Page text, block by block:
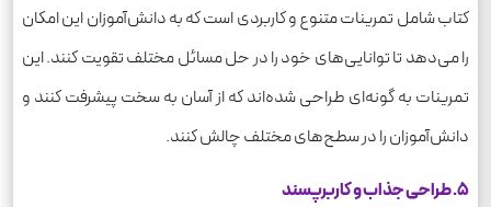
کتاب شامل تمرینات متنوع و کاربردی است که به دانش‌آموزان این امکان
را می‌دهد تا توانایی‌های خود را در حل مسائل مختلف تقویت کنند. این
تمرینات به گونه‌ای طراحی شده‌اند که از آسان به سخت پیشرفت کنند و
دانش‌آموزان را در سطح‌های مختلف چالش کنند.
5. طراحی جذاب و کاربرپسند